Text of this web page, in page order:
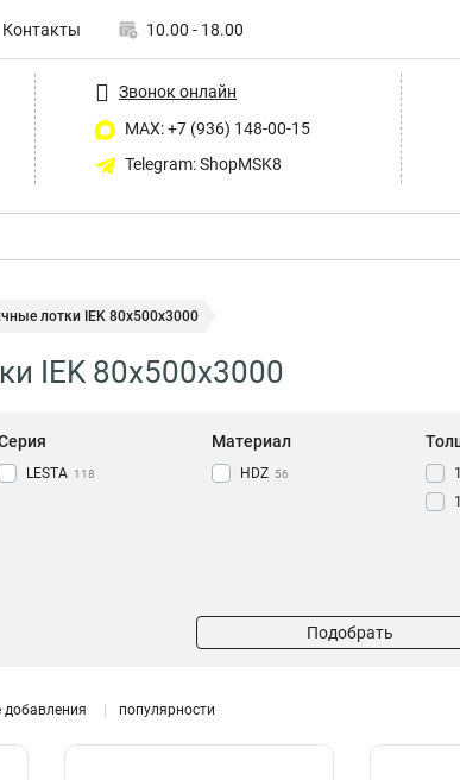
Контакты 10.00 - 18.00
Звонок онлайн
MAX: +7 (936) 148-00-15
Telegram: ShopMSK8
лотки IEK 80х500х3000
IEK 80х500х3000
LESTA 118
Материал
HDZ 56
Подобрать
добавления популярности